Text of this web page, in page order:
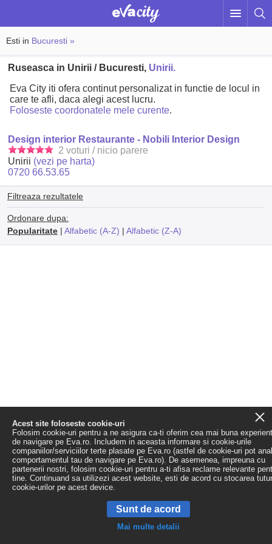
Esti in Bucuresti »
Ruseasca in Unirii / Bucuresti, Unirii.
Eva City iti ofera continut personalizat in functie de locul in
care te afli, daca alegi acest lucru.
Foloseste coordonatele mele curente.
Design interior Restaurante - Nobili Interior Design
2 voturi / nicio parere
Unirii (vezi pe harta)
0720 66.53.65
Filtreaza rezultatele
Ordonare dupa:
Popularitate| Alfabetic (A-Z) | Alfabetic (Z-A)
Acest site foloseste cookie-uri
Folosim cookie-uri pentru a ne asigura ca-ti oferim cea mai buna
de navigare pe Eva.ro. Includem in aceasta informare si cookie-urile
companiilor/serviciilor terte plasate pe Eva.ro (astfel de cookie-uri pot
comportamentul tau de navigare pe Eva.ro). De asemenea, impreuna cu
partenerii nostri, folosim cookie-uri pentru a-ti afisa reclame relevante
tine. Continuand sa utilizezi acest website, esti de acord cu stocarea
cookie-urilor pe acest device.
Sunt de acord
Mai multe detalii